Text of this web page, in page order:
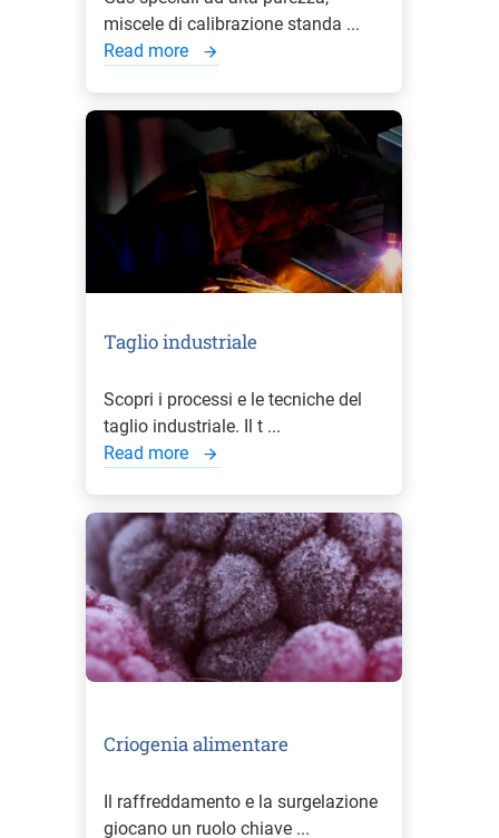
miscele di calibrazione standa ...
Read more
Taglio industriale
Scopri i processi e le tecniche del
taglio industriale. Il t ...
Read more
Criogenia alimentare
Il raffreddamento e la surgelazione
giocano un ruolo chiave ...